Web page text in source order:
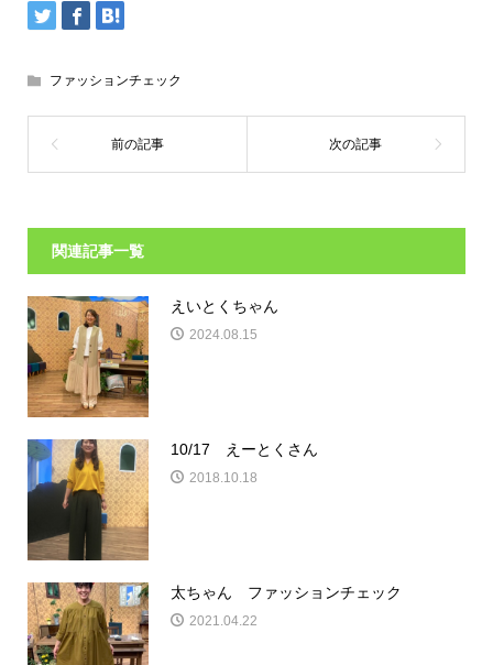
ファッションチェック
関連記事一覧
えいとくちゃん
2024.08.15
10/17 えーとくさん
2018.10.18
太ちゃん ファッションチェック
2021.04.22